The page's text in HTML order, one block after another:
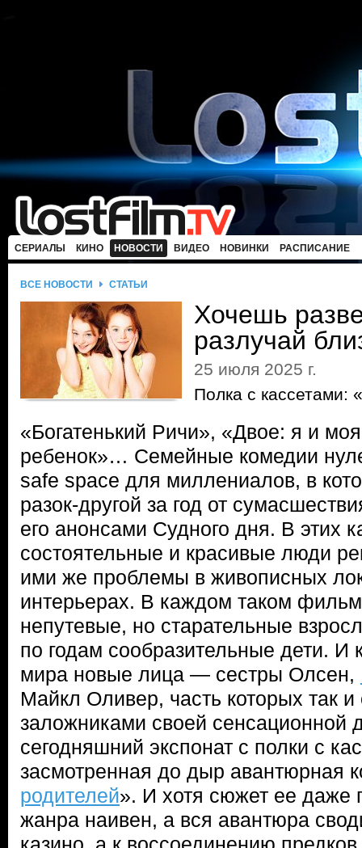
СЕРИАЛЫ КИНО НОВОСТИ ВИДЕО НОВИНКИ РАСПИСАНИЕ
ВСЕ НОВОСТИ СТАТЬИ
Хочешь
разлучай
25 июля 2025 г.
Полка с кассетами:
«Богатенький Ричи», «Двое: я и
ребенок»… Семейные комедии
safe space для миллениалов, в
разок-другой за год от
его анонсами Судного дня. В этих
состоятельные и красивые люди
ими же проблемы в живописных
интерьерах. В каждом таком
непутевые, но старательные
по годам сообразительные дети.
мира новые лица — сестры Олсен,
Майкл Оливер, часть которых так и
заложниками своей сенсационной
сегодняшний экспонат с полки с
засмотренная до дыр авантюрная
родителей». И хотя сюжет ее даже
жанра наивен, а вся авантюра